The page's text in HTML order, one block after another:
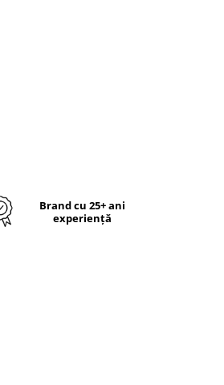
Brand cu 25+ ani
experiență